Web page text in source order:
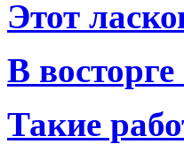
Этот
В
Такие